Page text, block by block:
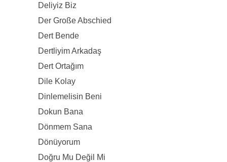
Deliyiz Biz
Der Große Abschied
Dert Bende
Dertliyim Arkadaş
Dert Ortağım
Dile Kolay
Dinlemelisin Beni
Dokun Bana
Dönmem Sana
Dönüyorum
Doğru Mu Değil Mi